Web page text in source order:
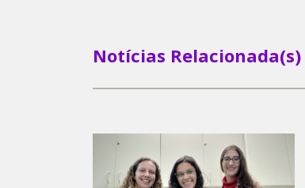
Notícias Relacionada(s)